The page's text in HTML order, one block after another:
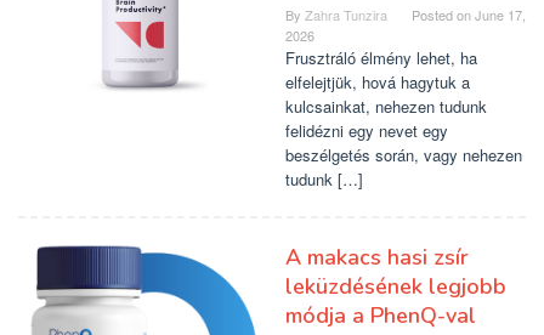
By Zahra Tunzira Posted onJune 17,
2026
Frusztráló élmény lehet, ha
elfelejtjük, hová hagytuk a
kulcsainkat, nehezen tudunk
felidézni egy nevet egy
beszélgetés során, vagy nehezen
tudunk […]
A makacs hasi zsír
leküzdésének legjobb
módja a PhenQ-val